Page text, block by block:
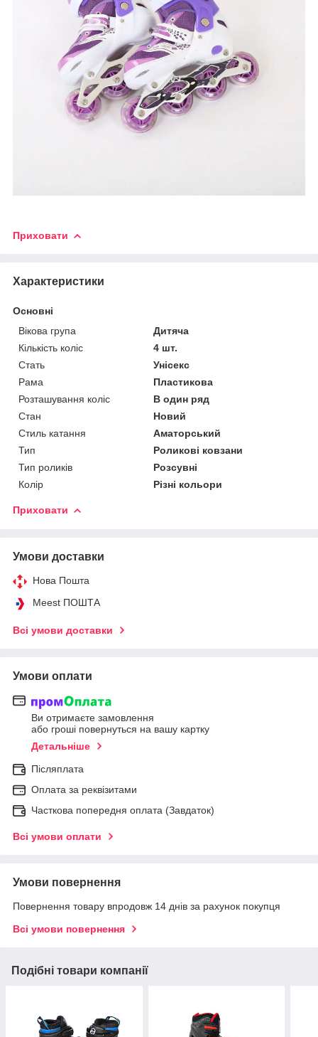
Приховати
Характеристики
Основні
Вікова група
Дитяча
Кількість коліс
4 шт.
Стать
Унісекс
Рама
Пластикова
Розташування коліс
В один ряд
Стан
Новий
Стиль катання
Аматорський
Тип
Роликові ковзани
Тип роликів
Розсувні
Колір
Різні кольори
Приховати
Умови доставки
Нова Пошта
Meest ПОШТА
Всі умови доставки
Умови оплати
Ви отримаєте замовлення
або гроші повернуться на вашу картку
Детальніше
Післяплата
Оплата за реквізитами
Часткова попередня оплата (Завдаток)
Всі умови оплати
Умови повернення
Повернення товару впродовж 14 днів за рахунок покупця
Всі умови повернення
Подібні товари компанії